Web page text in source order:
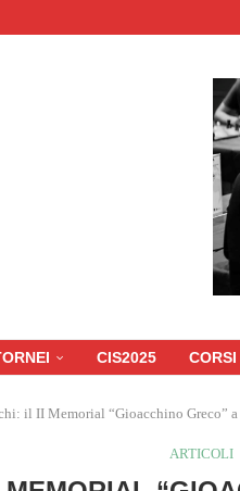
CIS2025 CORSI
il II Memorial “Gioacchino Greco”
ARTICOLI